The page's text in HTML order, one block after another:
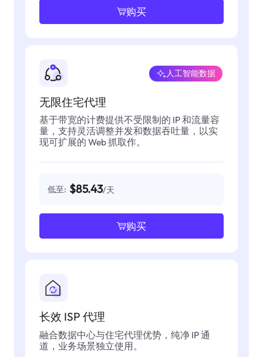
购买
无限住宅代理
人工智能数据
基于带宽的计费提供不受限制的 IP 和流量容
量，支持灵活调整并发和数据吞吐量，以实
现可扩展的 Web 抓取作。
低至: $85.43/天
购买
长效 ISP 代理
融合数据中心与住宅代理优势，纯净 IP 通
道，业务场景独立使用。